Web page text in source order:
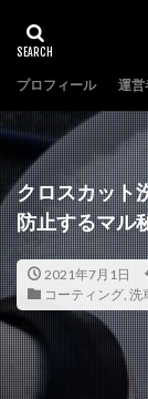
プロフィール 運営
クロスカット
防止するマル
2021年7月1日
コーティング, 洗
タグ
コーティング